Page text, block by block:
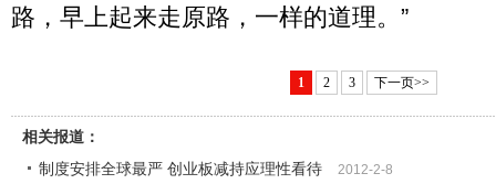
路，早上起来走原路，一样的道理。”
1 2 3 下一页>>
相关报道：
制度安排全球最严 创业板减持应理性看待
2012-2-8